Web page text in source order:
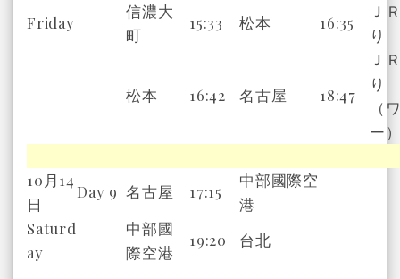
Friday
信濃大
町
15:33 松本 16:35
Ｊ
り
松本 16:42 名古屋 18:47
Ｊ
り
（
ー
10月14
日
Day 9 名古屋 17:15
中部國際空
港
Saturd
ay
中部國
際空港
19:20 台北